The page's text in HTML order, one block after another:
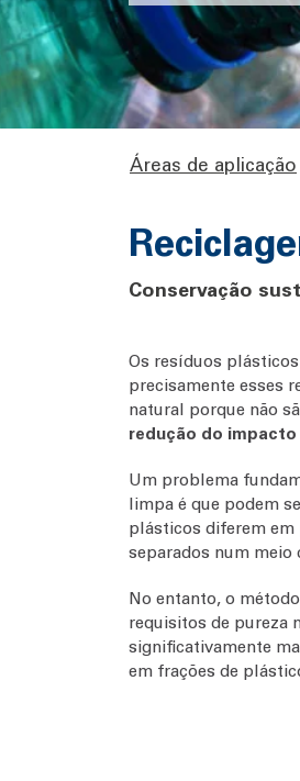
Áreas de aplicação
Conservação
Os resíduos
precisamente esses
natural porque não
redução do
Um problema
limpa é que podem
plásticos diferem em
separados num meio
No entanto, o
requisitos de pureza
significativamente
em frações de